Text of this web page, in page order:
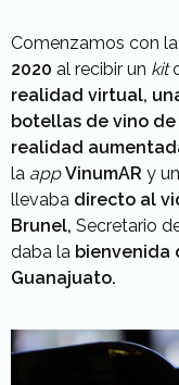
Comenzamos con
2020 al recibir un kit
realidad virtual,
botellas de vino
realidad
la app VinumAR y
llevaba directo al
Brunel, Secretario
daba la bienvenida
Guanajuato.